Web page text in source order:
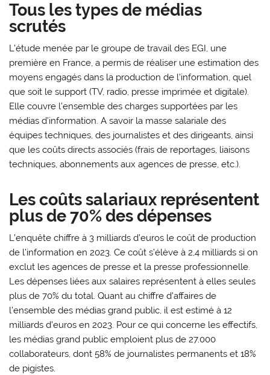
Tous les types de médias
scrutés
L’étude menée par le groupe de travail des EGI, une
première en France, a permis de réaliser une estimation des
moyens engagés dans la production de l’information, quel
que soit le support (TV, radio, presse imprimée et digitale).
Elle couvre l’ensemble des charges supportées par les
médias d’information. A savoir la masse salariale des
équipes techniques, des journalistes et des dirigeants, ainsi
que les coûts directs associés (frais de reportages, liaisons
techniques, abonnements aux agences de presse, etc.).
Les coûts salariaux représentent
plus de 70% des dépenses
L’enquête chiffre à 3 milliards d’euros le coût de production
de l’information en 2023. Ce coût s’élève à 2,4 milliards si on
exclut les agences de presse et la presse professionnelle.
Les dépenses liées aux salaires représentent à elles seules
plus de 70% du total. Quant au chiffre d’affaires de
l’ensemble des médias grand public, il est estimé à 12
milliards d’euros en 2023. Pour ce qui concerne les effectifs,
les médias grand public emploient plus de 27.000
collaborateurs, dont 58% de journalistes permanents et 18%
de pigistes.